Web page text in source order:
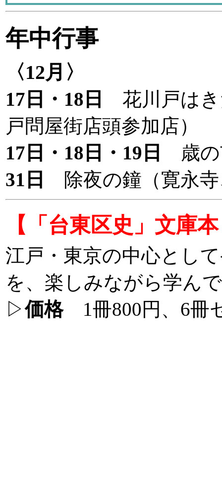
年中行事
〈12月〉
17日・18日
花川戸はき
戸問屋街店頭参加店）
17日・18日・19日
歳の
31日
除夜の鐘（寛永
【「台東区史」文庫
江戸・東京の中心とし
を、楽しみながら学ん
▷価格1冊800円、6冊